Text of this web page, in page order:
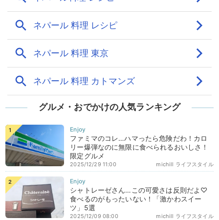
グルメ・おでかけの人気ランキング
ファミマのコレ…ハマったら危険だわ！カロ
リー爆弾なのに無限に食べられるおいしさ！
限定グルメ
michill ライフスタイル
2025/12/29 11:00
シャトレーゼさん…この可愛さは反則だよ♡
食べるのがもったいない！「激かわスイー
ツ」5選
michill ライフスタイル
2025/12/09 08:00